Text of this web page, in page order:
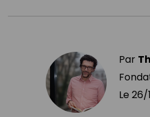
Par
Le 26/